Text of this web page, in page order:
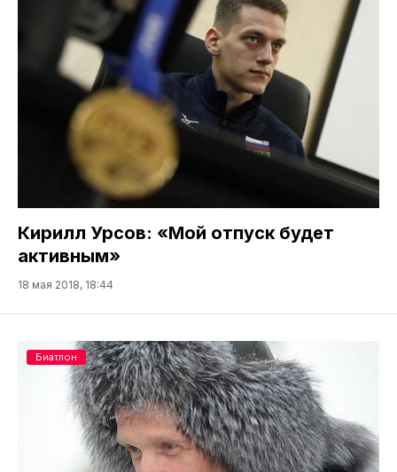
Кирилл Урсов: «Мой отпуск будет
активным»
18 мая 2018, 18:44
Биатлон